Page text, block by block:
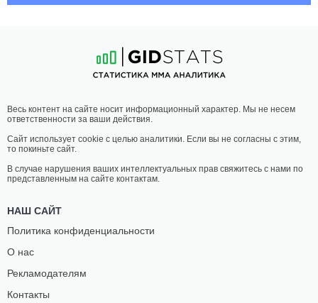
ДЖОВЕЛЬ
1-0- 0
02:30 МСК•
ПОЛУСРЕДНИЙ ВЕС 77.1 КГ
ДЕДАЙ
Весь контент на сайте носит информационный характер. Мы не несем
ответственности за ваши действия.
Сайт использует cookie с целью аналитики. Если вы не согласны с этим,
то покиньте сайт.
В случае нарушения ваших интеллектуальных прав свяжитесь с нами по
представленным на сайте контактам.
НАШ САЙТ
Политика конфиденциальности
О нас
Рекламодателям
Контакты